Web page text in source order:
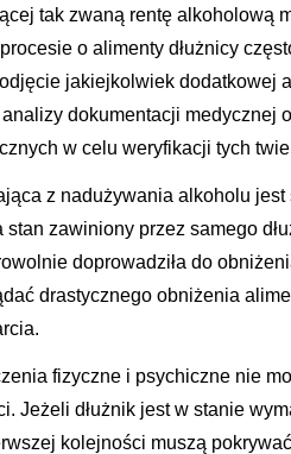
tak zwaną rentę alkoholową
o alimenty dłużnicy
jakiejkolwiek dodatkowej
dokumentacji medycznej
w celu weryfikacji tych
z nadużywania alkoholu
zawiniony przez samego
doprowadziła do
drastycznego obniżenia
fizyczne i psychiczne nie
Jeżeli dłużnik jest w stanie
kolejności muszą